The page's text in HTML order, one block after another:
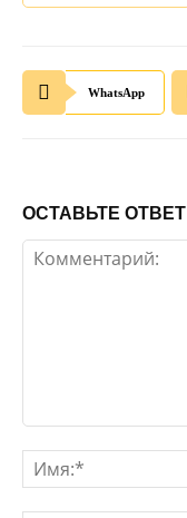
WhatsApp
ОСТАВЬТЕ ОТВЕТ